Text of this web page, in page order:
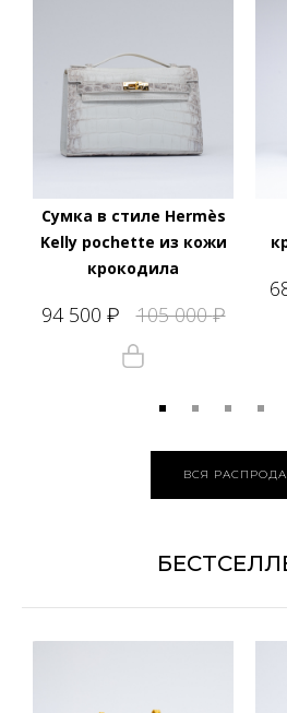
Сумка в стиле Hermès
Kelly pochette из кожи
крокодила
94 500 ₽ 105 000₽
ВСЯ